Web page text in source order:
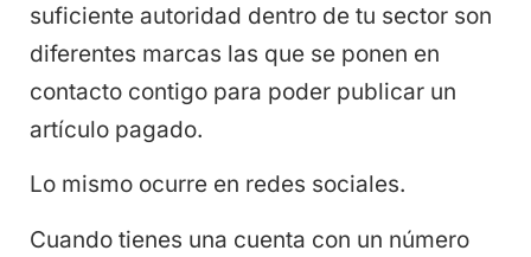
suficiente autoridad dentro de tu sector son
diferentes marcas las que se ponen en
contacto contigo para poder publicar un
artículo pagado.
Lo mismo ocurre en redes sociales.
Cuando tienes una cuenta con un número